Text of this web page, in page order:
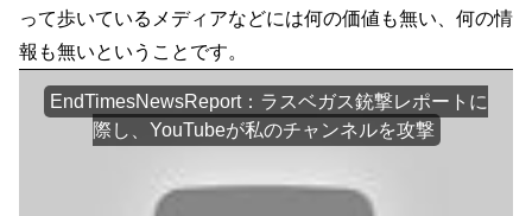
って歩いているメディアなどには何の価値も無い、何の情
報も無いということです。